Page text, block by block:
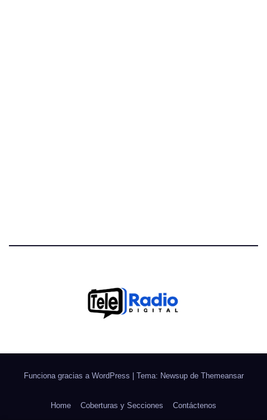
Funciona gracias a WordPress Tema: Newsup de Themeansar
Home Coberturas y Secciones Contáctenos